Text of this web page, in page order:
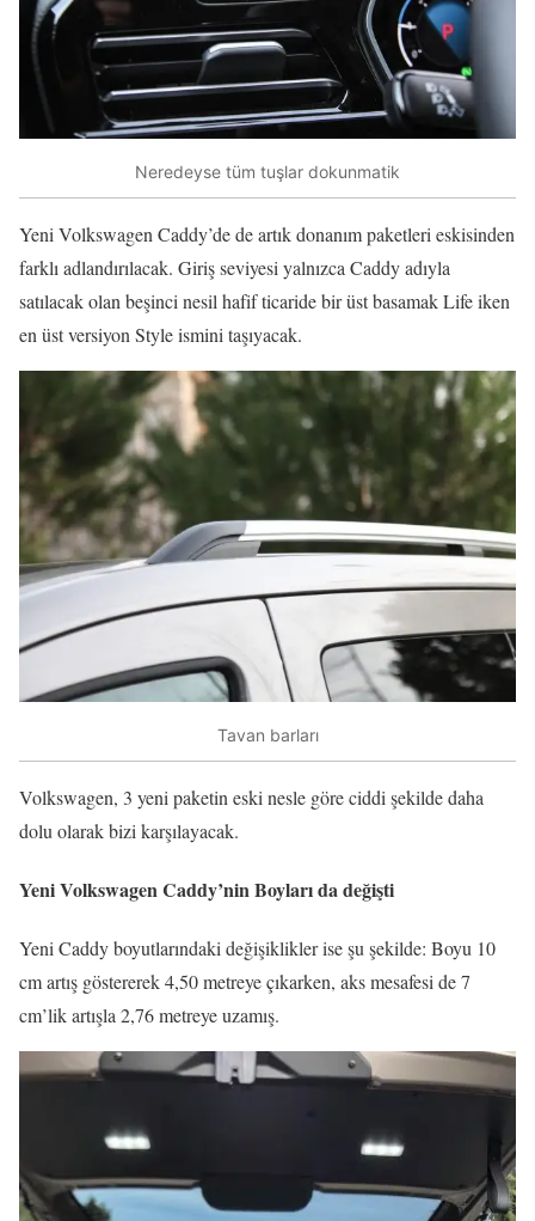
Neredeyse tüm tuşlar dokunmatik
Yeni Volkswagen Caddy’de de artık donanım paketleri eskisinden
farklı adlandırılacak. Giriş seviyesi yalnızca Caddy adıyla
satılacak olan beşinci nesil hafif ticaride bir üst basamak Life iken
en üst versiyon Style ismini taşıyacak.
Tavan barları
Volkswagen, 3 yeni paketin eski nesle göre ciddi şekilde daha
dolu olarak bizi karşılayacak.
Yeni Volkswagen Caddy’nin Boyları da değişti
Yeni Caddy boyutlarındaki değişiklikler ise şu şekilde: Boyu 10
cm artış göstererek 4,50 metreye çıkarken, aks mesafesi de 7
cm’lik artışla 2,76 metreye uzamış.